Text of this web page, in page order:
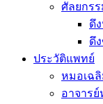
ศัลยกร
ดึ
ดึ
ประวัติแพทย์
หมอเฉ
อาจาร